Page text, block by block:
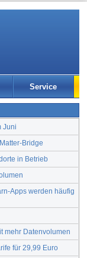
Service
Juni
Bridge
in Betrieb
Apps werden häufig
mehr Datenvolumen
für 29,99 Euro